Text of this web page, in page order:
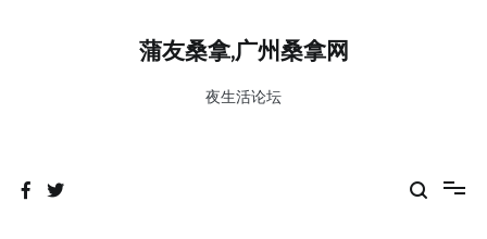
蒲友桑拿,广州桑拿网
夜生活论坛